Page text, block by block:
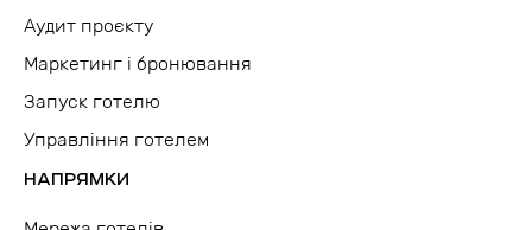
Аудит проєкту
Маркетинг і бронювання
Запуск готелю
Управління готелем
НАПРЯМКИ